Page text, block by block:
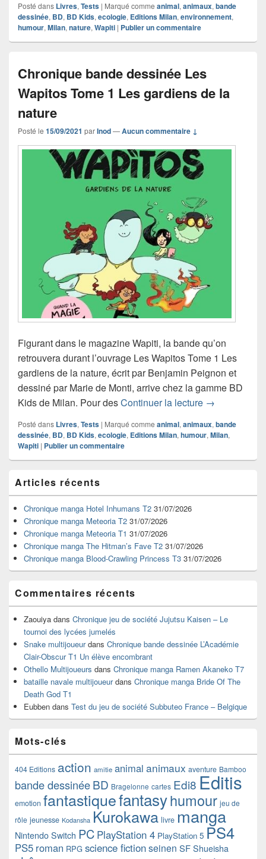
Posté dans Livres,Tests | Marqué comme animal,animaux,bande
dessinée, BD, BD Kids,ecologie, Editions Milan,environnement,
humour,Milan,nature,Wapiti | Publier un commentaire
Chronique bande dessinée Les
Wapitos Tome 1 Les gardiens de la
nature
Posté le 15/09/2021 parInod—Aucun commentaire ↓
Figurant dans le magazine Wapiti, la bande qu’on
retrouvera durant l’ouvrage Les Wapitos Tome 1 Les
gardiens de la nature, écrit par Benjamin Peignon et
dessiné par Marie de Monti, arrive chez la gamme BD
Kids de Milan. Pour desContinuer la lecture Chronique
→
Posté dans Livres, Tests | Marqué comme animal, animaux, bande
dessinée, BD, BD Kids, ecologie, Editions Milan, humour, Milan,
Wapiti | Publier un commentaire
principale
de
widget
pour
barre
latérale
Articles récents
Chronique manga Hotel Inhumans T2 31/07/2026
Chronique manga Meteoria T2 31/07/2026
Chronique manga Meteoria T1 31/07/2026
Chronique manga The Hitman’s Fave T2 31/07/2026
Chronique manga Blood-Crawling Princess T3 31/07/2026
Commentaires récents
Zaouiya dans Chronique jeu de société Jujutsu Kaisen – Le
tournoi des lycées jumelés
Snake multijoueurdans Chronique bande dessinée L’Académie
Clair-Obscur T1 Un élève encombrant
Othello Multijoueurs dans Chronique manga Ramen Akaneko T7
bataille navale multijoueurdans Chronique manga Bride Of The
Death God T1
Eubben dans Test du jeu de société Subbuteo France – Belgique
Mots-clés
404 Editions action amitie animal animaux aventure Bamboo
bande dessinéeBD Bragelonne cartes Edi8 Editis
emotion fantastiquefantasyhumour jeu de
rôle jeunesse Kodansha Kurokawa livre manga
Nintendo Switch PC PlayStation 4 PlayStation 5 PS4
PS5 roman RPG science fictionseinen SF Shueisha